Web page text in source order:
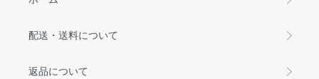
配送・送料について
返品について